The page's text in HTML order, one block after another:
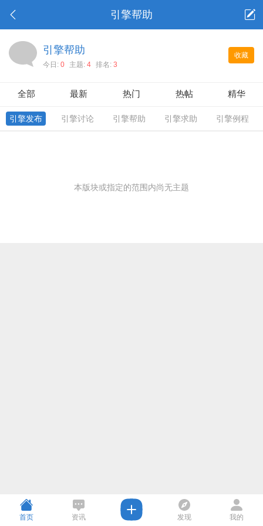
引擎帮助
收藏
引擎帮助
今日: 0 主题: 4 排名: 3
全部 最新 热门 热帖 精华
引擎发布 引擎讨论 引擎帮助 引擎求助 引擎例程
本版块或指定的范围内尚无主题
首页 资讯 发现 我的